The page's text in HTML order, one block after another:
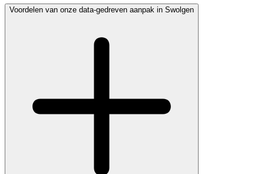
Voordelen van onze data-gedreven aanpak in Swolgen